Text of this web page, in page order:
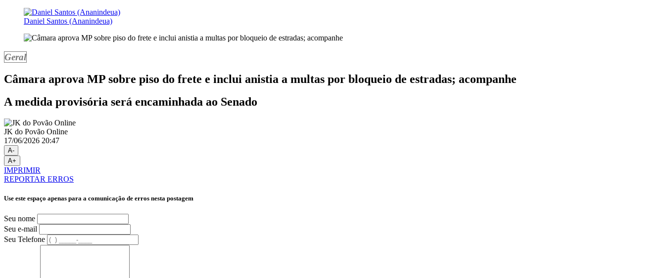
Daniel Santos (Ananindeua)
Geral
Câmara aprova MP sobre piso do frete e inclui anistia a multas por bloqueio de estradas; acompanhe
A medida provisória será encaminhada ao Senado
JK do Povão Online
17/06/2026 20:47
A-
A+
IMPRIMIR
REPORTAR ERROS
Use este espaço apenas para a comunicação de erros nesta postagem
Seu nome
Seu e-mail
Seu Telefone